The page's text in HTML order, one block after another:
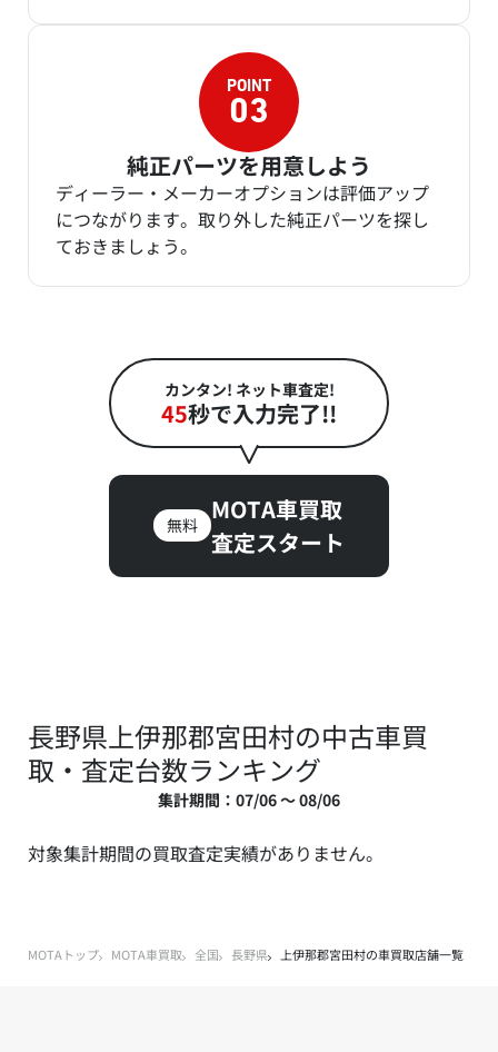
純正パーツを用意しよう
ディーラー・メーカーオプションは評価アップ
につながります。取り外した純正パーツを探し
ておきましょう。
カンタン! ネット車査定!
45秒で入力完了!!
無料
MOTA車買取
査定スタート
長野県上伊那郡宮田村の中古車買
取・査定台数ランキング
集計期間：07/06 ～ 08/06
対象集計期間の買取査定実績がありません。
MOTAトップ MOTA車買取 全国 長野県 上伊那郡宮田村の車買取店舗一覧